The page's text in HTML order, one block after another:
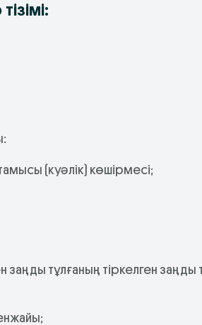
(куәлік) көшірмесі;
тұлғаның тіркелген заңды